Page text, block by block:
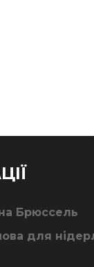
Брюссель
для